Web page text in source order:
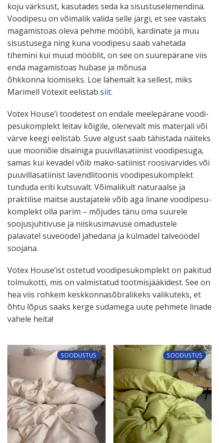
koju värksust, kasutades seda ka sisus­tus­e­le­mendina.
Voodipesu on võimalik valida selle järgi, et see vastaks
magamistoas oleva pehme mööbli, kardinate ja muu
sisus­tusega ning kuna voodipesu saab vahetada
tihemini kui muud mööblit, on see on suure­pärane viis
enda magamistoas hubase ja mõnusa
õhkkonna loomiseks. Loe lähemalt ka sellest, miks
Marimell Votexit eelistab siit.
Votex House’i toodetest on endale meele­pärane voodi­
pe­su­komplekt leitav kõigile, olenevalt mis materjali või
värve keegi eelistab. Suve algust saab tähistada näiteks
uue mooniõie disainiga puuvil­la­sa­tiinist voodi­pesuga,
samas kui kevadel võib mako-satiinist roosi­vär­vides või
puuvil­la­sa­tiinist lavend­li­toonis voodi­pe­su­komplekt
tunduda eriti kutsuvalt. Võima­likult naturaalse ja
praktilise maitse austa­jatele võib aga linane voodi­pe­su­
komplekt olla parim – mõjudes tänu oma suurele
soojus­juh­tivuse ja niiskusi­mavuse omadustele
palavatel suveöödel jahedana ja külmadel talve­öödel
soojana.
Votex House’ist ostetud voodi­pe­su­komplekt on pakitud
tolmu­kotti, mis on valmis­tatud tootmis­jää­kidest. See on
hea viis rohkem keskkon­na­sõb­ra­likeks valikuteks, et
õhtu lõpus saaks kerge südamega uute pehmete linade
vahele heita!
SOODUSTUS SOODUSTUS